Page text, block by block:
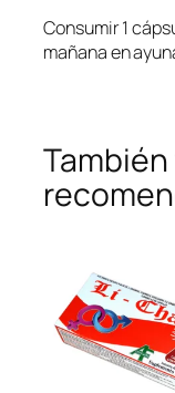
r
M
u
i
Consumir 1
mañana en